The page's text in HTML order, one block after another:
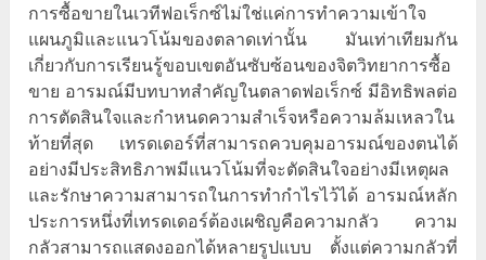
การซื้อขายในเวทีฟอเร็กซ์ไม่ใช่แค่การทำความเข้าใจ
แผนภูมิและแนวโน้มของตลาดเท่านั้น มันเท่าเทียมกัน
เกี่ยวกับการเรียนรู้ขอบเขตอันซับซ้อนของจิตวิทยาการซื้อ
ขาย อารมณ์มีบทบาทสำคัญในตลาดฟอเร็กซ์ มีอิทธิพลต่อ
การตัดสินใจและกำหนดความสำเร็จหรือความล้มเหลวใน
ท้ายที่สุด เทรดเดอร์ที่สามารถควบคุมอารมณ์ของตนได้
อย่างมีประสิทธิภาพมีแนวโน้มที่จะตัดสินใจอย่างมีเหตุผล
และรักษาความสามารถในการทำกำไรไว้ได้ อารมณ์หลัก
ประการหนึ่งที่เทรดเดอร์ต้องเผชิญคือความกลัว ความ
กลัวสามารถแสดงออกได้หลายรูปแบบ ตั้งแต่ความกลัวที่